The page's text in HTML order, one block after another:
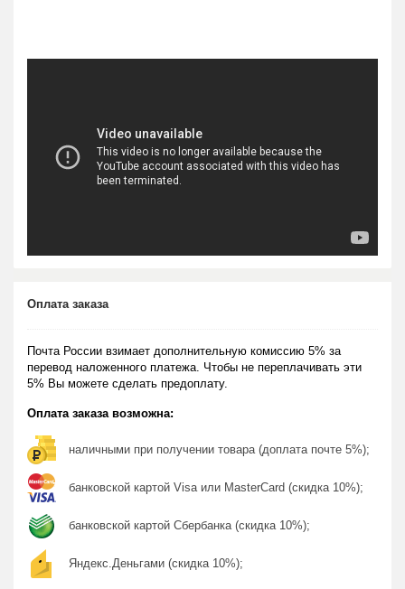
Оплата заказа
Почта России взимает дополнительную комиссию 5% за
перевод наложенного платежа. Чтобы не переплачивать эти
5% Вы можете сделать предоплату.
Оплата заказа возможна:
наличными при получении товара (доплата почте 5%);
банковской картой Visa или MasterCard (скидка 10%);
банковской картой Сбербанка (скидка 10%);
Яндекс.Деньгами (скидка 10%);